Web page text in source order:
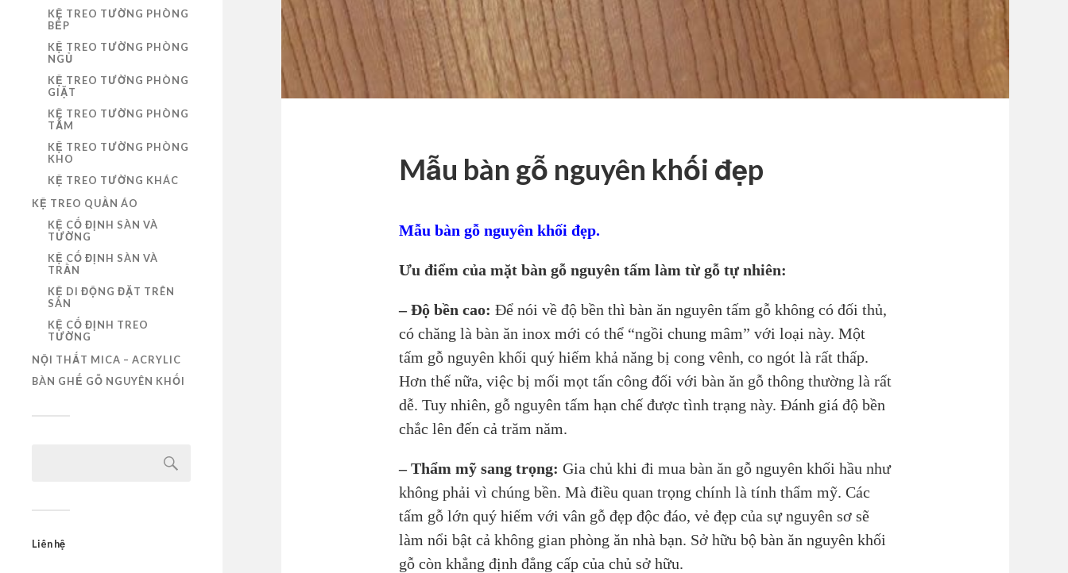
KỆ TREO TƯỜNG PHÒNG
BẾP
KỆ TREO TƯỜNG PHÒNG
NGỦ
KỆ TREO TƯỜNG PHÒNG
GIẶT
KỆ TREO TƯỜNG PHÒNG
TẮM
KỆ TREO TƯỜNG PHÒNG
KHO
KỆ TREO TƯỜNG KHÁC
KỆ TREO QUẦN ÁO
KỆ CỐ ĐỊNH SÀN VÀ
TƯỜNG
KỆ CỐ ĐỊNH SÀN VÀ
TRẦN
KỆ DI ĐỘNG ĐẶT TRÊN
SÀN
KỆ CỐ ĐỊNH TREO
TƯỜNG
NỘI THẤT MICA – ACRYLIC
BÀN GHẾ GỖ NGUYÊN KHỐI
Liên hệ
Mẫu bàn gỗ nguyên khối đẹp
Mẫu bàn gỗ nguyên khối đẹp.
Ưu điểm của mặt bàn gỗ nguyên tấm làm từ gỗ tự nhiên:
– Độ bền cao: Để nói về độ bền thì bàn ăn nguyên tấm gỗ không có đối thủ,
có chăng là bàn ăn inox mới có thể “ngồi chung mâm” với loại này. Một
tấm gỗ nguyên khối quý hiếm khả năng bị cong vênh, co ngót là rất thấp.
Hơn thế nữa, việc bị mối mọt tấn công đối với bàn ăn gỗ thông thường là rất
dễ. Tuy nhiên, gỗ nguyên tấm hạn chế được tình trạng này. Đánh giá độ bền
chắc lên đến cả trăm năm.
– Thẩm mỹ sang trọng: Gia chủ khi đi mua bàn ăn gỗ nguyên khối hầu như
không phải vì chúng bền. Mà điều quan trọng chính là tính thẩm mỹ. Các
tấm gỗ lớn quý hiếm với vân gỗ đẹp độc đáo, vẻ đẹp của sự nguyên sơ sẽ
làm nổi bật cả không gian phòng ăn nhà bạn. Sở hữu bộ bàn ăn nguyên khối
gỗ còn khẳng định đẳng cấp của chủ sở hữu.